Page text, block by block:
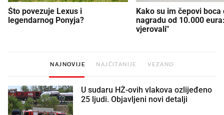
Što povezuje Lexus i
legendarnog Ponyja?
Kako su im čepovi boca
nagradu od 10.000
vjerovali"
NAJNOVIJE NAJČITANIJE VEZANO
U sudaru HŽ-ovih vlakova ozlijeđeno
25 ljudi. Objavljeni novi detalji